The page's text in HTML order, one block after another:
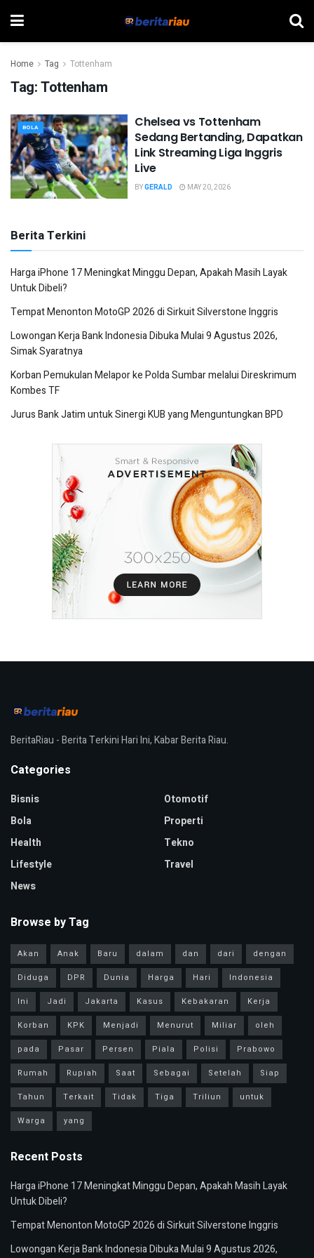
Home Tag Tottenham
Tag:Tottenham
BOLA
Chelsea vs Tottenham
Sedang Bertanding, Dapatkan
Link Streaming Liga Inggris
Live
BYGERALD MAY 20, 2026
Berita Terkini
Harga iPhone 17 Meningkat Minggu Depan, Apakah Masih Layak
Untuk Dibeli?
Tempat Menonton MotoGP 2026 di Sirkuit Silverstone Inggris
Lowongan Kerja Bank Indonesia Dibuka Mulai 9 Agustus 2026,
Simak Syaratnya
Korban Pemukulan Melapor ke Polda Sumbar melalui Direskrimum
Kombes TF
Jurus Bank Jatim untuk Sinergi KUB yang Menguntungkan BPD
BeritaRiau - Berita Terkini Hari Ini, Kabar Berita Riau.
Categories
Bisnis
Bola
Health
Lifestyle
News
Otomotif
Properti
Tekno
Travel
Browse by Tag
Akan Anak Baru dalam dan dari
dengan
Diduga
DPR Dunia Harga Hari
Indonesia
Ini
Jadi Jakarta Kasus Kebakaran
Kerja
Korban
KPK Menjadi Menurut Miliar
oleh
pada
Pasar Persen Piala Polisi
Prabowo
Rumah
Rupiah Saat Sebagai Setelah
Siap
Tahun
Terkait Tidak Tiga Triliun
untuk
Warga
yang
Recent Posts
Harga iPhone 17 Meningkat Minggu Depan, Apakah Masih Layak
Untuk Dibeli?
Tempat Menonton MotoGP 2026 di Sirkuit Silverstone Inggris
Lowongan Kerja Bank Indonesia Dibuka Mulai 9 Agustus 2026,